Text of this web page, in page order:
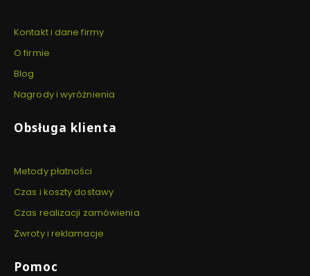
Kontakt i dane firmy
O firmie
Blog
Nagrody i wyróżnienia
Obsługa klienta
Metody płatności
Czas i koszty dostawy
Czas realizacji zamówienia
Zwroty i reklamacje
Pomoc